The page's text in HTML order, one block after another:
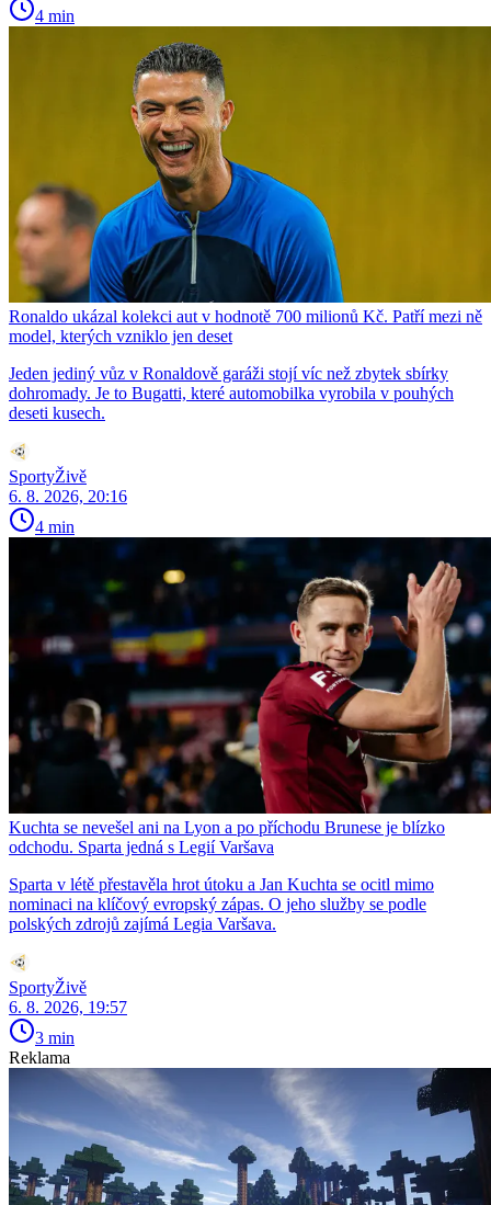
4 min
Ronaldo ukázal kolekci aut v hodnotě 700 milionů Kč. Patří mezi ně
model, kterých vzniklo jen deset
Jeden jediný vůz v Ronaldově garáži stojí víc než zbytek sbírky
dohromady. Je to Bugatti, které automobilka vyrobila v pouhých
deseti kusech.
SportyŽivě
6. 8. 2026, 20:16
4 min
Kuchta se nevešel ani na Lyon a po příchodu Brunese je blízko
odchodu. Sparta jedná s Legií Varšava
Sparta v létě přestavěla hrot útoku a Jan Kuchta se ocitl mimo
nominaci na klíčový evropský zápas. O jeho služby se podle
polských zdrojů zajímá Legia Varšava.
SportyŽivě
6. 8. 2026, 19:57
3 min
Reklama